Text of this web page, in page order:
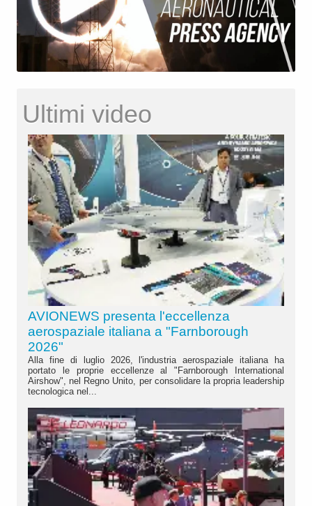
Ultimi video
AVIONEWS presenta l'eccellenza
aerospaziale italiana a "Farnborough
2026"
Alla fine di luglio 2026, l'industria aerospaziale italiana ha
portato le proprie eccellenze al "Farnborough International
Airshow", nel Regno Unito, per consolidare la propria leadership
tecnologica nel...